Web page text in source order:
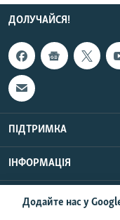
Додайте нас у
ДОЛУЧАЙСЯ!
ПІДТРИМКА
ІНФОРМАЦІЯ
©
UTC+3